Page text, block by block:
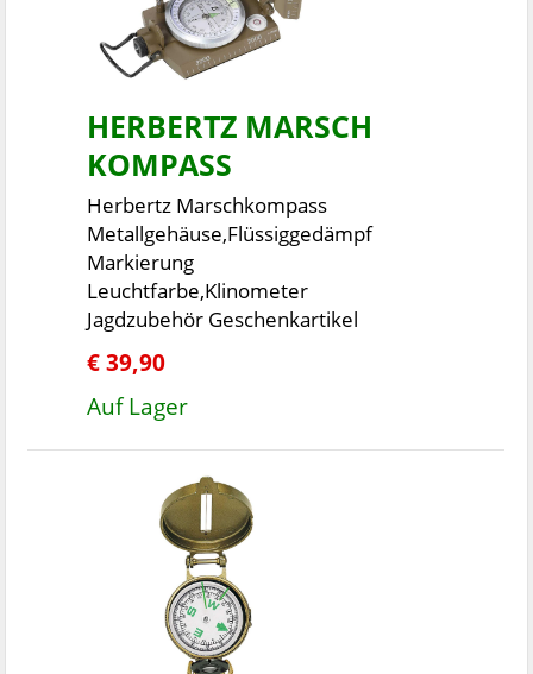
HERBERTZ MARSCH
KOMPASS
Herbertz Marschkompass
Metallgehäuse,Flüssiggedämpf
Markierung
Leuchtfarbe,Klinometer
Jagdzubehör Geschenkartikel
€ 39,90
Auf Lager